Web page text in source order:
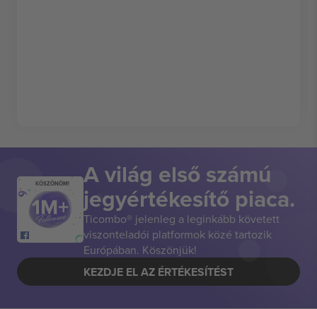
KÖSZÖNÖM! A világ első számú
jegyértékesítő piaca.
Ticombo® jelenleg a leginkább követett
viszonteladói platformok közé tartozik
Európában. Köszönjük!
KEZDJE EL AZ ÉRTÉKESÍTÉST